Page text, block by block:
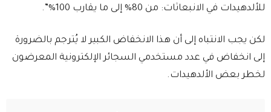
للألدهيدات في الانبعاثات: من 80% إلى ما يقارب 100%”.
لكن يجب الانتباه إلى أن هذا الانخفاض الكبير لا يُترجم بالضرورة
إلى انخفاض في عدد مستخدمي السجائر الإلكترونية المعرضون
لخطر بعض الألدهيدات.